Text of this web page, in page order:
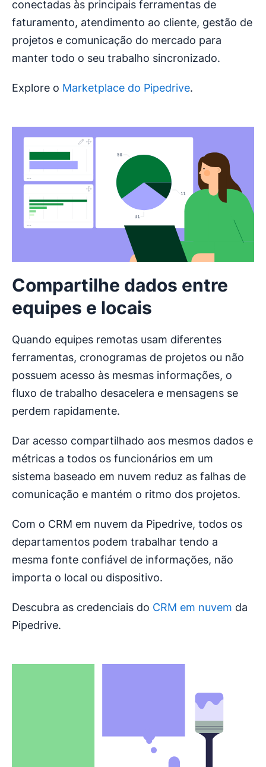
conectadas às principais ferramentas de
faturamento, atendimento ao cliente, gestão de
projetos e comunicação do mercado para
manter todo o seu trabalho sincronizado.
Explore o Marketplace do Pipedrive.
Compartilhe dados entre
equipes e locais
Quando equipes remotas usam diferentes
ferramentas, cronogramas de projetos ou não
possuem acesso às mesmas informações, o
fluxo de trabalho desacelera e mensagens se
perdem rapidamente.
Dar acesso compartilhado aos mesmos dados e
métricas a todos os funcionários em um
sistema baseado em nuvem reduz as falhas de
comunicação e mantém o ritmo dos projetos.
Com o CRM em nuvem da Pipedrive, todos os
departamentos podem trabalhar tendo a
mesma fonte confiável de informações, não
importa o local ou dispositivo.
Descubra as credenciais do CRM em nuvem da
Pipedrive.